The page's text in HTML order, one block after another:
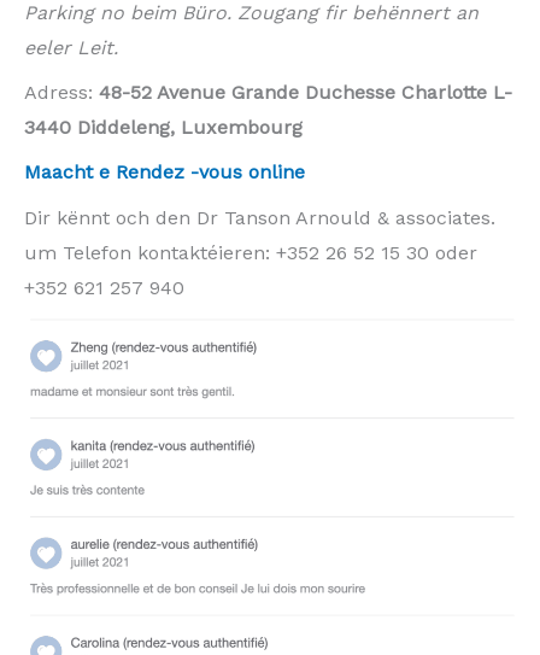
Parking no beim Büro. Zougang fir behënnert an
eeler Leit.
Adress: 48-52 Avenue Grande Duchesse Charlotte L-
3440 Diddeleng, Luxembourg
Maacht e Rendez -vous online
Dir kënnt och den Dr Tanson Arnould & associates.
um Telefon kontaktéieren: +352 26 52 15 30 oder
+352 621 257 940